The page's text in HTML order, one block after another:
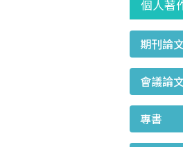
個人著
期刊論
會議論
專書